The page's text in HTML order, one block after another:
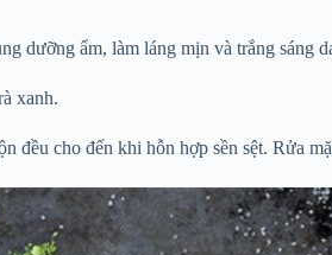
dưỡng ẩm, làm láng mịn và trắng sáng
xanh.
đều cho đến khi hỗn hợp sền sệt. Rửa